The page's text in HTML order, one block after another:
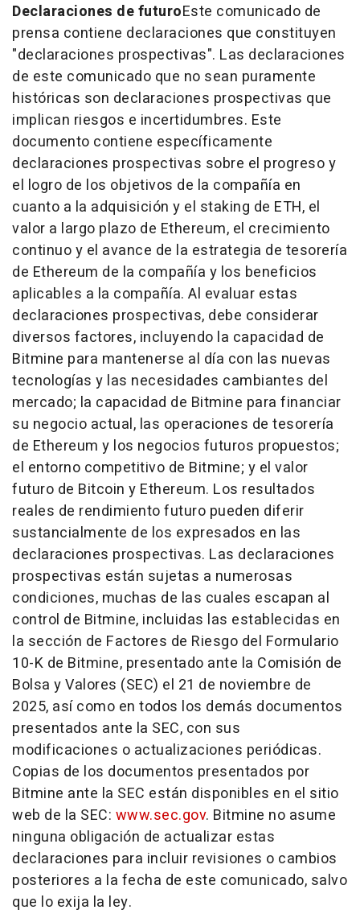
Declaraciones de futuroEste comunicado de
prensa contiene declaraciones que constituyen
"declaraciones prospectivas". Las declaraciones
de este comunicado que no sean puramente
históricas son declaraciones prospectivas que
implican riesgos e incertidumbres. Este
documento contiene específicamente
declaraciones prospectivas sobre el progreso y
el logro de los objetivos de la compañía en
cuanto a la adquisición y el staking de ETH, el
valor a largo plazo de Ethereum, el crecimiento
continuo y el avance de la estrategia de tesorería
de Ethereum de la compañía y los beneficios
aplicables a la compañía. Al evaluar estas
declaraciones prospectivas, debe considerar
diversos factores, incluyendo la capacidad de
Bitmine para mantenerse al día con las nuevas
tecnologías y las necesidades cambiantes del
mercado; la capacidad de Bitmine para financiar
su negocio actual, las operaciones de tesorería
de Ethereum y los negocios futuros propuestos;
el entorno competitivo de Bitmine; y el valor
futuro de Bitcoin y Ethereum. Los resultados
reales de rendimiento futuro pueden diferir
sustancialmente de los expresados en las
declaraciones prospectivas. Las declaraciones
prospectivas están sujetas a numerosas
condiciones, muchas de las cuales escapan al
control de Bitmine, incluidas las establecidas en
la sección de Factores de Riesgo del Formulario
10-K de Bitmine, presentado ante la Comisión de
Bolsa y Valores (SEC) el 21 de noviembre de
2025, así como en todos los demás documentos
presentados ante la SEC, con sus
modificaciones o actualizaciones periódicas.
Copias de los documentos presentados por
Bitmine ante la SEC están disponibles en el sitio
web de la SEC: www.sec.gov. Bitmine no asume
ninguna obligación de actualizar estas
declaraciones para incluir revisiones o cambios
posteriores a la fecha de este comunicado, salvo
que lo exija la ley.